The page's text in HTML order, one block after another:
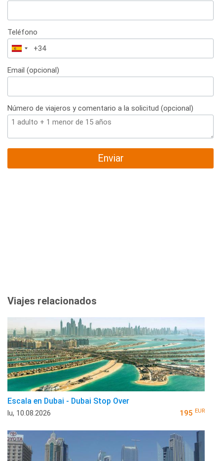
Teléfono
España
+34
Email (opcional)
Número de viajeros y comentario a la solicitud (opcional)
Enviar
Viajes relacionados
Escala en Dubai - Dubai Stop Over
lu, 10.08.2026 195 EUR